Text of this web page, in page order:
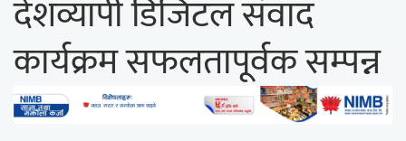
देशव्यापी डिजिटल संवाद
कार्यक्रम सफलतापूर्वक सम्पन्न